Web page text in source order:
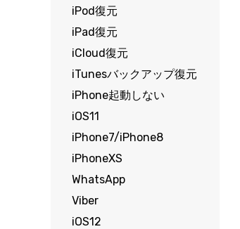
オンラインで試す ※ 現在は英語版
Wondershare InClowdz
オンラインで試す
オンラインで試す ※ 現在は英語版
オンラインで試す
iPod復元
iPad復元
iCloud復元
iTunesバックアップ復元
iPhone起動しない
iOS11
iPhone7/iPhone8
iPhoneXS
WhatsApp
Viber
iOS12